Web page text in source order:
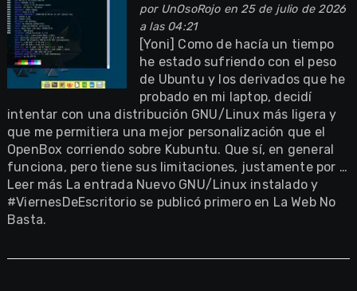
por UnOsoRojoen 25 de julio de 2026
a las 04:21
[Yoni] Como de hacía un tiempo
he estado sufriendo con el peso
de Ubuntu y los derivados que he
probado en mi laptop, decidí
intentar con una distribución GNU/Linux más ligera y
que me permitiera una mejor personalización que el
OpenBox corriendo sobre Kubuntu. Que sí, en general
funciona, pero tiene sus limitaciones, justamente por …
Leer más La entrada Nuevo GNU/Linux instalado y
#ViernesDeEscritorio se publicó primero en La Web No
Basta.